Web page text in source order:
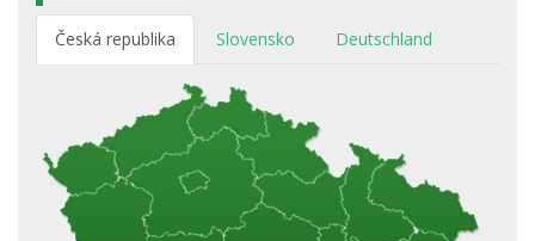
Česká republika Slovensko Deutschland